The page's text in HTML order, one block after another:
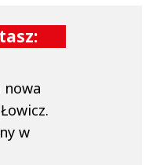
nowa
w